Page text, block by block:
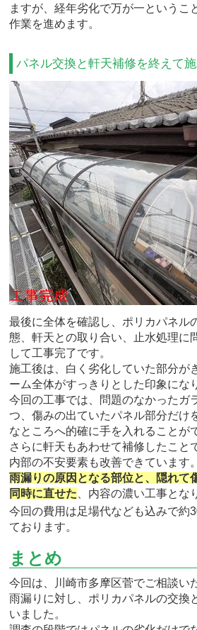
ますが、経年劣化で万が一というこ
作業を進めます。
パネル交換と軒天補修を終えて
最後に全体を確認し、ポリカパネル
態、軒天との取り合い、止水処理に
して工事完了です。
施工後は、白く劣化していた部分が
ーム全体がすっきりとした印象にな
今回の工事では、問題のなかったガ
つ、傷みの出ていたパネル部分だけ
なところへ的確に手を入れることが
さらに軒天もあわせて補修したこと
内部の不安要素も改善できています。
雨漏りの原因となる部位と、隠れて
同時に直せた 、内容の濃い工事とな
今回の費用は足場代なども込みで約
ております。
まとめ
今回は、川崎市多摩区菅でご相談い
雨漏りに対し、ポリカパネルの交換
いました。